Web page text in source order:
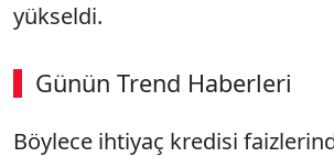
yükseldi.
Günün Trend Haberleri
00:03 / 08:06
Böylece ihtiyaç kredisi